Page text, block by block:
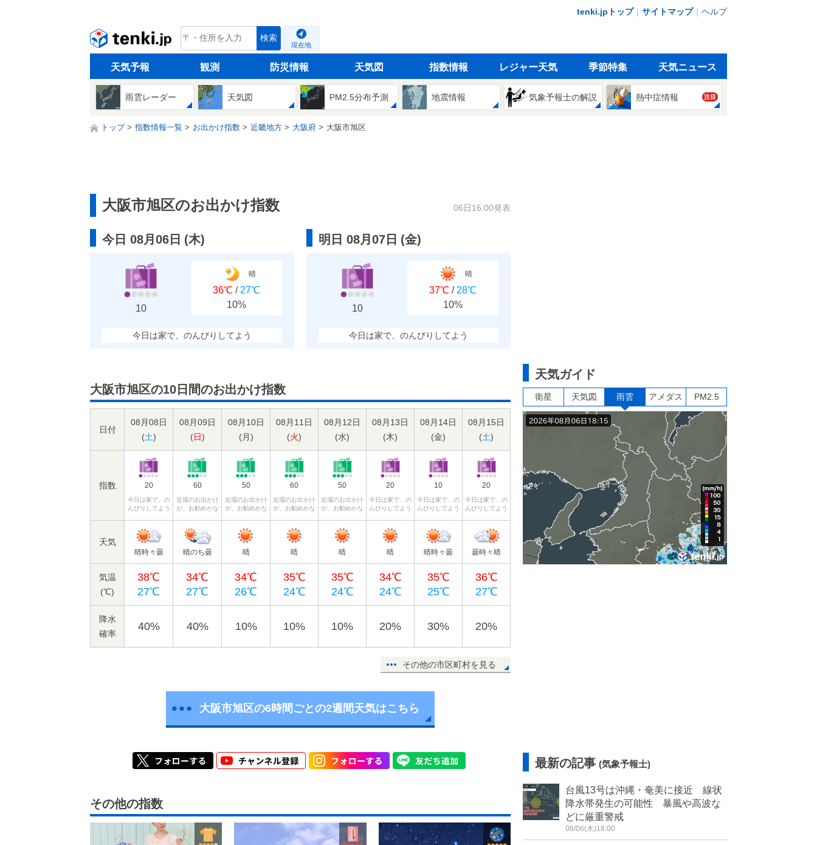
tenki.jpトップ｜ サイトマップ｜ ヘルプ
tenki.jp 検索
現在地
天気予報 観測 防災情報 天気図 指数情報 レジャー天気 季節特集 天気ニュース
雨雲レーダー 天気図 PM2.5分布予測 地震情報 気象予報士の解説 熱中症情報 注目
トップ 指数情報一覧 お出かけ指数 近畿地方 大阪府 大阪市旭区
大阪市旭区のお出かけ指数 06日16:00発表
今日 08月06日 (木)
10
晴
36℃ / 27℃
10%
今日は家で、のんびりしてよう
明日 08月07日 (金)
10
晴
37℃ / 28℃
10%
今日は家で、のんびりしてよう
大阪市旭区の10日間のお出かけ指数
日付
08月08日
(土)
08月09日
(日)
08月10日
(月)
08月11日
(火)
08月12日
(水)
08月13日
(木)
08月14日
(金)
08月15日
(土)
指数 20
今日は家で、の
んびりしてよう
60
近場のお出かけ
が、お勧めかな
50
近場のお出かけ
が、お勧めかな
60
近場のお出かけ
が、お勧めかな
50
近場のお出かけ
が、お勧めかな
20
今日は家で、の
んびりしてよう
10
今日は家で、の
んびりしてよう
20
今日は家で、の
んびりしてよう
天気
晴時々曇 晴のち曇 晴 晴 晴 晴 晴時々曇 曇時々晴
気温
(℃)
38℃
27℃
34℃
27℃
34℃
26℃
35℃
24℃
35℃
24℃
34℃
24℃
35℃
25℃
36℃
27℃
降水
確率
40% 40% 10% 10% 10% 20% 30% 20%
その他の市区町村を見る
大阪市旭区の6時間ごとの2週間天気はこちら
その他の指数
天気ガイド
衛星 天気図 雨雲 アメダス PM2.5
最新の記事 (気象予報士)
台風13号は沖縄・奄美に接近 線状
降水帯発生の可能性 暴風や高波な
どに厳重警戒
08/06(木)18:00